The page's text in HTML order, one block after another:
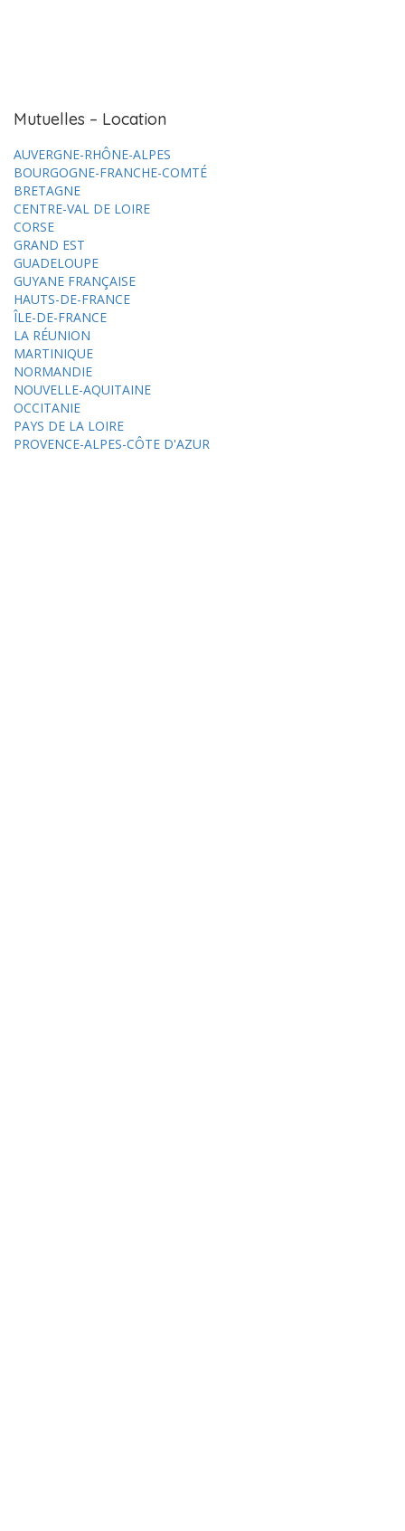
Mutuelles – Location
AUVERGNE-RHÔNE-ALPES
BOURGOGNE-FRANCHE-COMTÉ
BRETAGNE
CENTRE-VAL DE LOIRE
CORSE
GRAND EST
GUADELOUPE
GUYANE FRANÇAISE
HAUTS-DE-FRANCE
ÎLE-DE-FRANCE
LA RÉUNION
MARTINIQUE
NORMANDIE
NOUVELLE-AQUITAINE
OCCITANIE
PAYS DE LA LOIRE
PROVENCE-ALPES-CÔTE D'AZUR